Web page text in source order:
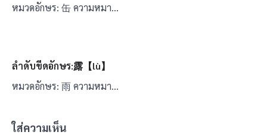
หมวดอักษร: 缶 ความหมา…
ลำดับขีดอักษร:露【lù】
หมวดอักษร: 雨 ความหมา…
ใส่ความเห็น